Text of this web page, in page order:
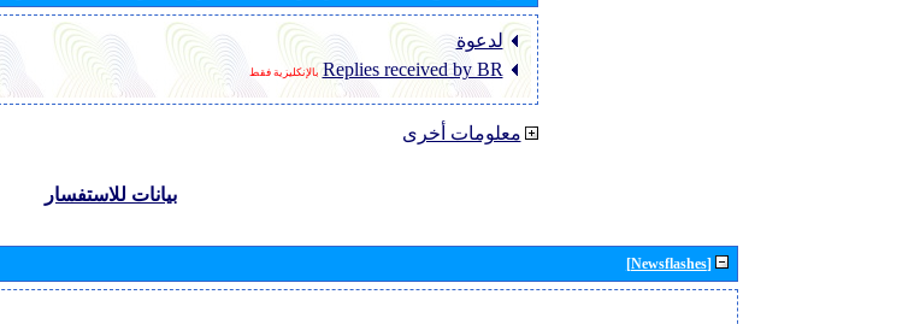
لدعوة
Replies received by BR بالإنكليزية فقط
معلومات أخرى
بيانات للاستفسار
[Newsflashes]